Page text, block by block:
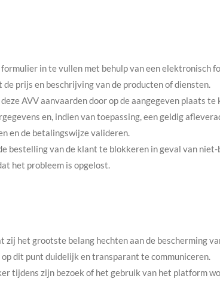
in te vullen met behulp van een elektronisch
prijs en beschrijving van de producten of diensten.
AVV aanvaarden door op de aangegeven plaats te
en, indien van toepassing, een geldig
en de betalingswijze valideren.
bestelling van de klant te blokkeren in geval van
het probleem is opgelost.
zij het grootste belang hechten aan de bescherming
dit punt duidelijk en transparant te communiceren.
tijdens zijn bezoek of het gebruik van het platform